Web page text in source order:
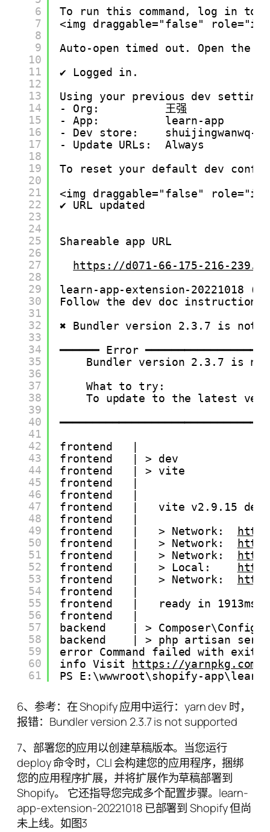
6
7
8
9
10
11
12
13
14
15
16
17
18
19
20
21
22
23
24
25
26
27
28
29
30
31
32
33
34
35
36
37
38
39
40
41
42
43
44
45
46
47
48
49
50
51
52
53
54
55
56
57
58
59
60
61
To run this command, log in to
<img draggable="false"
Auto-open timed out. Open the
✔ Logged in.
Using your previous dev
- Org:          王强
- App:          learn-app
- Dev store:    shuijingwanwq-
- Update URLs:  Always
To reset your default dev
<img draggable="false"
✔ URL updated
Shareable app URL
https://d071-66-175-216-
learn-app-extension-20221018
Follow the dev doc instructions
✖ Bundler version 2.3.7 is not
━━━━━━ Error
Bundler version 2.3.7 is not
What to try:
To update to the latest
frontend   |
frontend   | > dev
frontend   | > vite
frontend   |
frontend   |
frontend   |   vite v2.9.15
frontend   |
frontend   |   > Network:
frontend   |   > Network:
frontend   |   > Network:
frontend   |   > Local:
frontend   |   > Network:
frontend   |
frontend   |   ready in 1913ms.
frontend   |
backend    | >
backend    | > php artisan serve
error Command failed with exit
info Visit
https://
PS E:\wwwroot\shopify-app\learn-
6、参考：在 Shopify 应用中运行：yarn dev 时，
报错：Bundler version 2.3.7 is not supported
7、部署您的应用以创建草稿版本。当您运行
deploy 命令时，CLI 会构建您的应用程序，捆绑
您的应用程序扩展，并将扩展作为草稿部署到
Shopify。 它还指导您完成多个配置步骤。learn-
app-extension-20221018 已部署到 Shopify 但尚
未上线。如图3